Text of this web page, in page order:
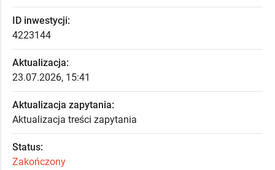
ID inwestycji:
4223144
Aktualizacja:
23.07.2026, 15:41
Aktualizacja zapytania:
Aktualizacja treści zapytania
Status:
Zakończony